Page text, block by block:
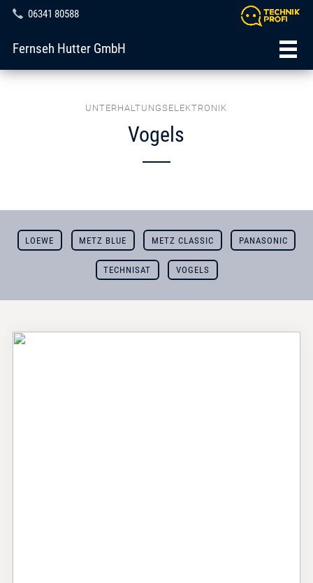
06341 80588
Fernseh Hutter GmbH
UNTERHALTUNGSELEKTRONIK
Vogels
LOEWE METZ BLUE METZ CLASSIC PANASONIC
TECHNISAT VOGELS